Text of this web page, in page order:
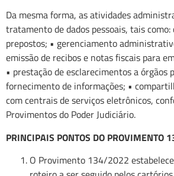
Da mesma forma, as atividades
tratamento de dados pessoais, tais
prepostos; • gerenciamento
emissão de recibos e notas fiscais para
• prestação de esclarecimentos a órgãos
fornecimento de informações; •
com centrais de serviços eletrônicos,
Provimentos do Poder Judiciário.
PRINCIPAIS PONTOS DO PROVIMENTO
O Provimento 134/2022